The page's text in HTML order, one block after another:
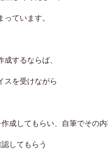
ています。
成するならば、
スを受けながら
成してもらい、自筆でその
してもらう